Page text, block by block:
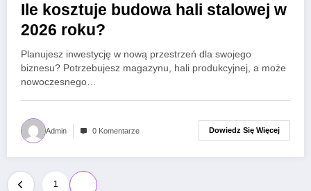
Ile kosztuje budowa hali stalowej w
2026 roku?
Planujesz inwestycję w nową przestrzeń dla swojego
biznesu? Potrzebujesz magazynu, hali produkcyjnej, a może
nowoczesnego…
Admin 0 Komentarze Dowiedz Się Więcej
Stronicowanie
1